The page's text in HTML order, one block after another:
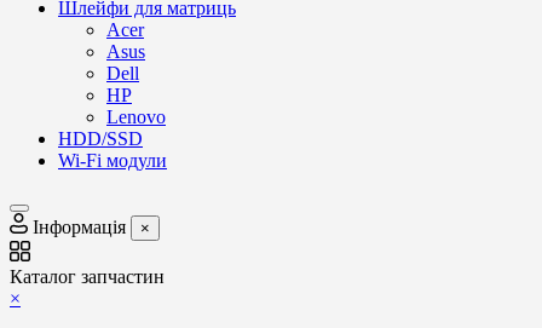
Шлейфи для матриць
Acer
Asus
Dell
HP
Lenovo
HDD/SSD
Wi-Fi модули
Інформація ×
Каталог запчастин
×